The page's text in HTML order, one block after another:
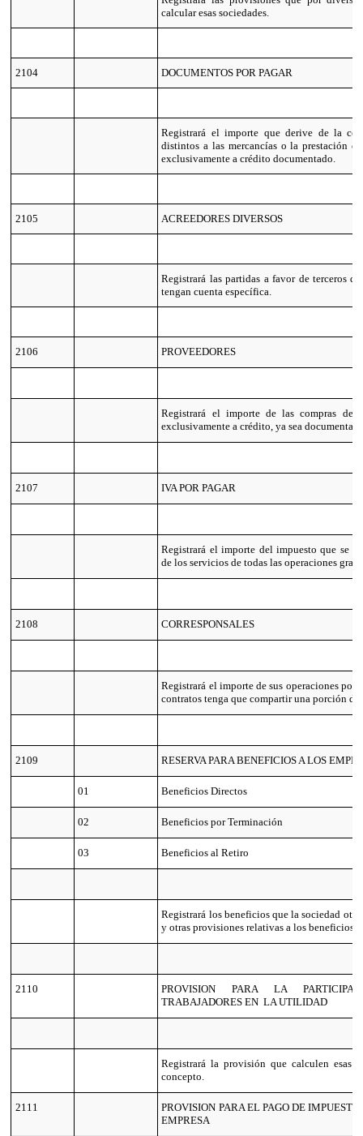
calcular esas sociedades.
2104 DOCUMENTOS POR PAGAR
Registrará el importe que derive de la
distintos a las mercancías o la prestación
exclusivamente a crédito documentado.
2105 ACREEDORES DIVERSOS
Registrará las partidas a favor de terceros
tengan cuenta específica.
2106 PROVEEDORES
Registrará el importe de las compras de
exclusivamente a crédito, ya sea
2107 IVA POR PAGAR
Registrará el importe del impuesto que se
de los servicios de todas las operaciones
2108 CORRESPONSALES
Registrará el importe de sus operaciones por
contratos tenga que compartir una porción de
2109 RESERVA PARA BENEFICIOS A LOS
01 Beneficios Directos
02 Beneficios por Terminación
03 Beneficios al Retiro
Registrará los beneficios que la sociedad
y otras provisiones relativas a los beneficios
2110
PROVISION PARA LA
TRABAJADORES EN LA UTILIDAD
Registrará la provisión que calculen esas
concepto.
2111
PROVISION PARA EL PAGO DE
EMPRESA